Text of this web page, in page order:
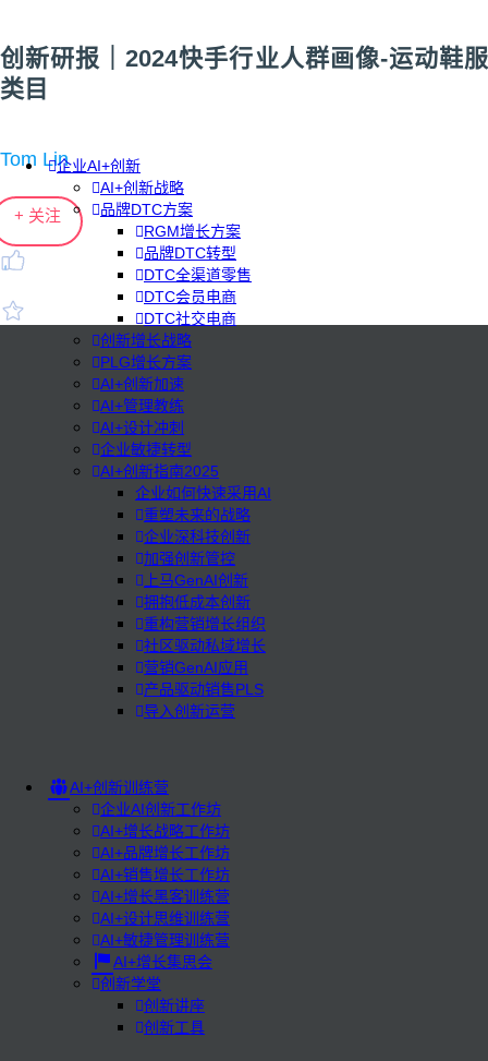
企业AI+创新
AI+创新战略
品牌DTC方案
RGM增长方案
品牌DTC转型
DTC全渠道零售
DTC会员电商
DTC社交电商
创新增长战略
PLG增长方案
AI+创新加速
AI+管理教练
AI+设计冲刺
企业敏捷转型
AI+创新指南2025
企业如何快速采用AI
重塑未来的战略
企业深科技创新
加强创新管控
上马GenAI创新
拥抱低成本创新
重构营销增长组织
社区驱动私域增长
营销GenAI应用
产品驱动销售PLS
导入创新运营
AI+创新训练营
企业AI创新工作坊
AI+增长战略工作坊
AI+品牌增长工作坊
AI+销售增长工作坊
AI+增长黑客训练营
AI+设计思维训练营
AI+敏捷管理训练营
AI+增长集思会
创新学堂
创新讲座
创新工具
创新研报｜2024快手行业人群画像-运动鞋服
类目
Tom Lin
+ 关注